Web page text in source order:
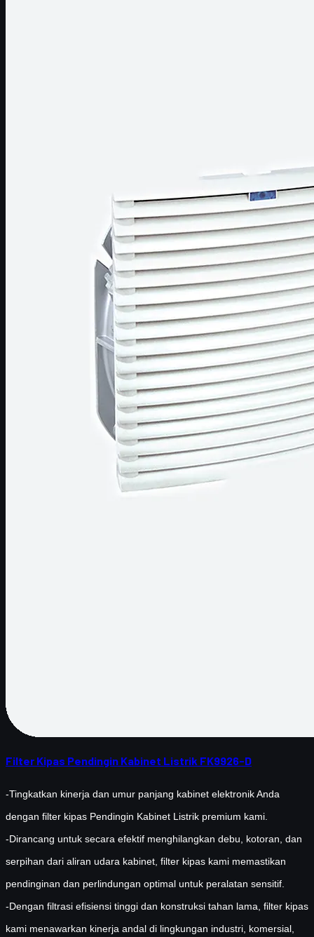
Filter Kipas Pendingin Kabinet Listrik FK9926-D
-Tingkatkan kinerja dan umur panjang kabinet elektronik Anda
dengan filter kipas Pendingin Kabinet Listrik premium kami.
-Dirancang untuk secara efektif menghilangkan debu, kotoran, dan
serpihan dari aliran udara kabinet, filter kipas kami memastikan
pendinginan dan perlindungan optimal untuk peralatan sensitif.
-Dengan filtrasi efisiensi tinggi dan konstruksi tahan lama, filter kipas
kami menawarkan kinerja andal di lingkungan industri, komersial,